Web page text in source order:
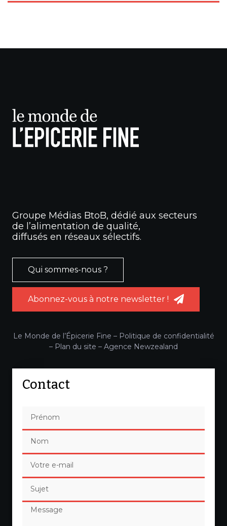
Groupe Médias BtoB, dédié aux secteurs
de l’alimentation de qualité,
diffusés en réseaux sélectifs.
Qui sommes-nous ?
Abonnez-vous à notre newsletter !
Le Monde de l’Épicerie Fine – Politique de confidentialité
– Plan du site – Agence Newzealand
Contact